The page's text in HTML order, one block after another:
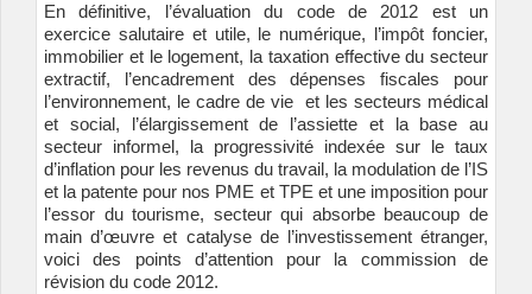
En définitive, l’évaluation du code de 2012 est un
exercice salutaire et utile, le numérique, l’impôt foncier,
immobilier et le logement, la taxation effective du secteur
extractif, l’encadrement des dépenses fiscales pour
l’environnement, le cadre de vie et les secteurs médical
et social, l’élargissement de l’assiette et la base au
secteur informel, la progressivité indexée sur le taux
d’inflation pour les revenus du travail, la modulation de l’IS
et la patente pour nos PME et TPE et une imposition pour
l’essor du tourisme, secteur qui absorbe beaucoup de
main d’œuvre et catalyse de l’investissement étranger,
voici des points d’attention pour la commission de
révision du code 2012.